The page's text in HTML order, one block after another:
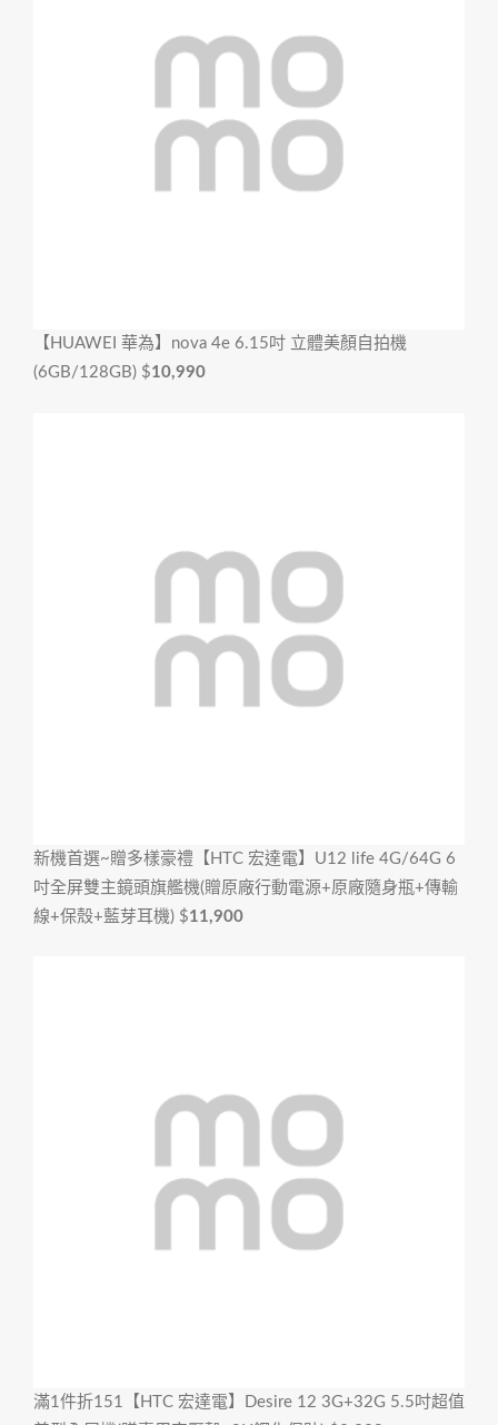
【HUAWEI 華為】nova 4e 6.15吋 立體美顏自拍機
(6GB/128GB) $10,990
新機首選~贈多樣豪禮 【HTC 宏達電】U12 life 4G/64G 6
吋全屏雙主鏡頭旗艦機(贈原廠行動電源+原廠隨身瓶+傳輸
線+保殼+藍芽耳機) $11,900
滿1件折151 【HTC 宏達電】Desire 12 3G+32G 5.5吋超值